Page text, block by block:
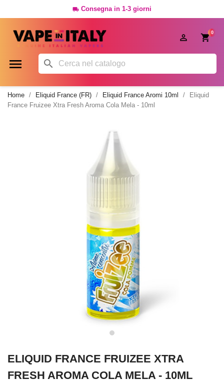
 Consegna in 1-3 giorni
0

 
Home Eliquid France (FR) Eliquid France Aromi 10ml
Eliquid
France Fruizee Xtra Fresh Aroma Cola Mela - 10ml
ELIQUID FRANCE FRUIZEE XTRA
FRESH AROMA COLA MELA - 10ML